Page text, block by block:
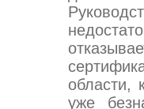
области,
уже